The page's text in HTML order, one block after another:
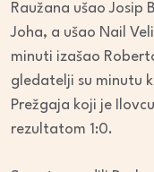
Raužana ušao Josip
Joha, a ušao Nail
minuti izašao
gledatelji su minutu
Prežgaja koji je
rezultatom 1:0.